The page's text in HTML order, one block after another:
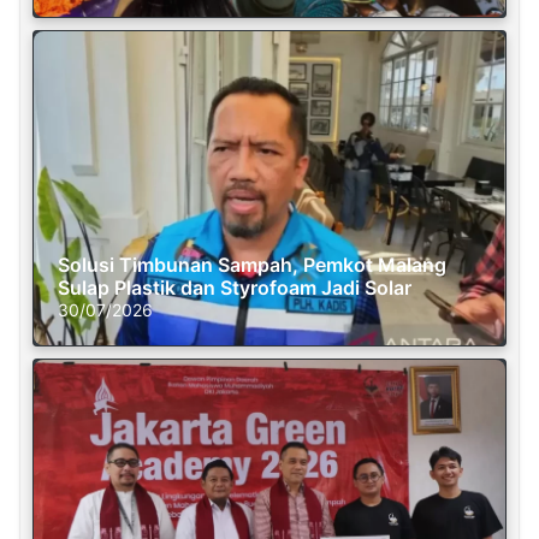
Solusi Timbunan Sampah, Pemkot Malang
Sulap Plastik dan Styrofoam Jadi Solar
30/07/2026